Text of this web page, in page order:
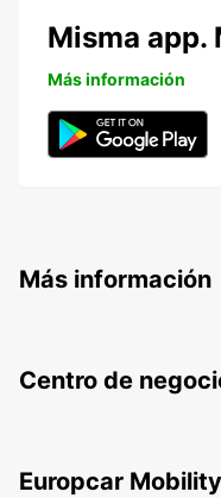
Misma app.
Más información
Más información
Centro de
Europcar